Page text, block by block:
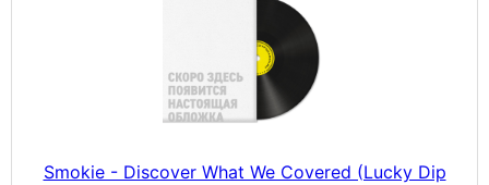
Smokie - Discover What We Covered (Lucky Dip